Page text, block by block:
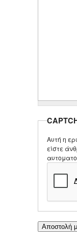
Αυτή η
είστε